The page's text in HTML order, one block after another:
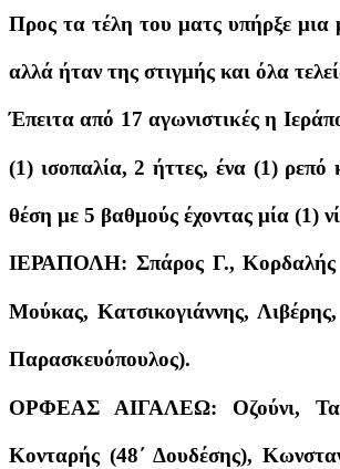
Προς τα τέλη του ματς υπήρξε μια
αλλά ήταν της στιγμής και όλα
Έπειτα από 17 αγωνιστικές η
(1) ισοπαλία, 2 ήττες, ένα (1)
θέση με 5 βαθμούς έχοντας μία (1)
ΙΕΡΑΠΟΛΗ: Σπάρος Γ., Κορδαλής
Μούκας, Κατσικογιάννης,
Παρασκευόπουλος).
ΟΡΦΕΑΣ ΑΙΓΑΛΕΩ: Οζούνι,
Κονταρής (48΄ Δουδέσης),